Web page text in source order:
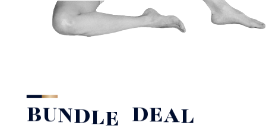
BUNDLE DEAL